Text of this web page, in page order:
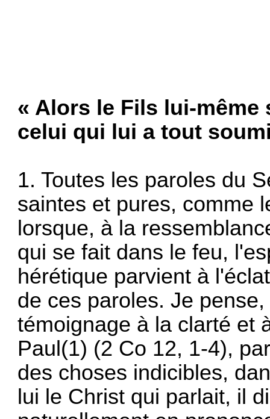
« Alors le Fils lui-même
celui qui lui a tout
1. Toutes les paroles du
saintes et pures, comme
lorsque, à la
qui se fait dans le feu,
hérétique parvient à
de ces paroles. Je
témoignage à la clarté et
Paul(1) (2 Co 12, 1-4),
des choses indicibles,
lui le Christ qui parlait, il